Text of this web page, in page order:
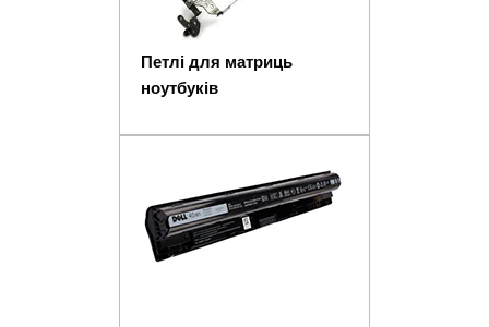
Петлі для матриць
ноутбуків